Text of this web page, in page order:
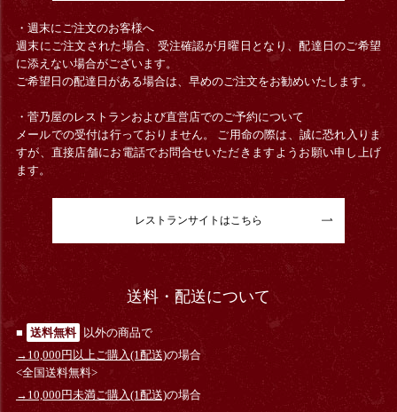
・週末にご注文のお客様へ
週末にご注文された場合、受注確認が月曜日となり、配達日のご希望
に添えない場合がございます。
ご希望日の配達日がある場合は、早めのご注文をお勧めいたします。
・菅乃屋のレストランおよび直営店でのご予約について
メールでの受付は行っておりません。 ご用命の際は、誠に恐れ入りま
すが、直接店舗にお電話でお問合せいただきますようお願い申し上げ
ます。
レストランサイトはこちら
送料・配送について
■ 送料無料
以外の商品で
→10,000円以上ご購入(1配送)の場合
<全国送料無料>
→10,000円未満ご購入(1配送)の場合